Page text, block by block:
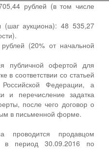
рублей (в том числе
аукциона): 48 535,27
(20% от начальной
публичной офертой для
в соответствии со статьей
Федерации, а
и перечисление задатка
после чего договор о
в письменной форме.
проводится продавцом
в период 30.09.2016 по